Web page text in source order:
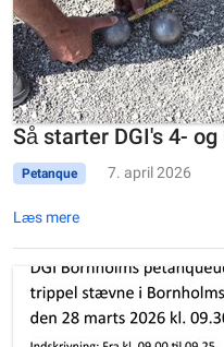
Så starter DGI's 4-
Petanque 7. april 2026
Læs mere